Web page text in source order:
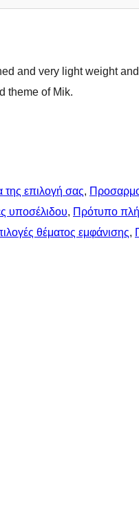
and very light weight
theme of Mik.
της επιλογή σας,
υποσέλιδου, Πρότυπο
θέματος εμφάνισης,